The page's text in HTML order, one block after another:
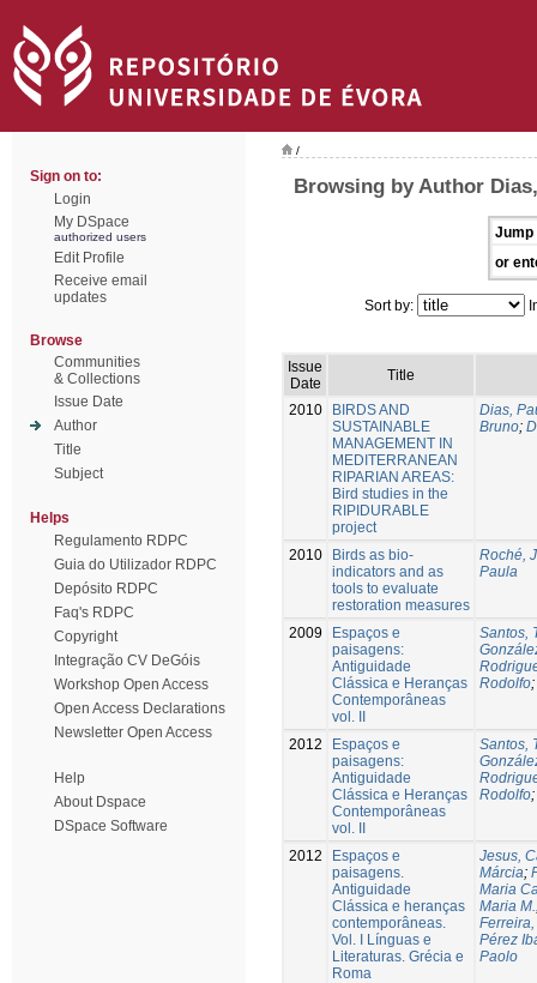
Sign on to:
Login
My DSpace
authorized users
Edit Profile
Receive email
updates
Browse
Communities
& Collections
Issue Date
Author
Title
Subject
Helps
Regulamento RDPC
Guia do Utilizador RDPC
Depósito RDPC
Faq's RDPC
Copyright
Integração CV DeGóis
Workshop Open Access
Open Access Declarations
Newsletter Open Access
Help
About Dspace
DSpace Software
/
Browsing by Author
Jump
or
Sort by:
Issue
Date
Title
2010
BIRDS AND
SUSTAINABLE
MANAGEMENT IN
MEDITERRANEAN
RIPARIAN AREAS:
Bird studies in the
RIPIDURABLE
project
Dias,
Bruno;
2010
Birds as bio-
indicators and as
tools to evaluate
restoration measures
Roché,
Paula
2009
Espaços e
paisagens:
Antiguidade
Clássica e Heranças
Contemporâneas
vol. II
Santos,
Rodolfo;
2012
Espaços e
paisagens:
Antiguidade
Clássica e Heranças
Contemporâneas
vol. II
Santos,
Rodolfo;
2012
Espaços e
paisagens.
Antiguidade
Clássica e heranças
contemporâneas.
Vol. I Línguas e
Literaturas. Grécia e
Roma
Jesus,
Márcia;
Maria
Maria M.
Pérez
Paolo